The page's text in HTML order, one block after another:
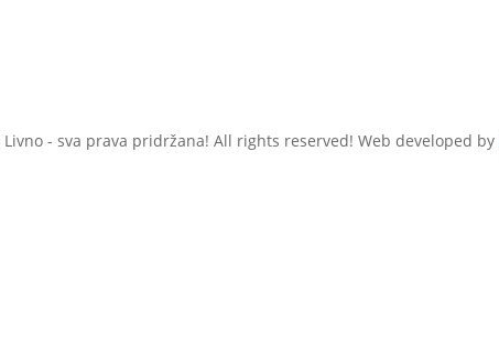
- sva prava pridržana! All rights reserved! Web developed by